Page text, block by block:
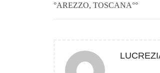
°AREZZO, TOSCANA°°